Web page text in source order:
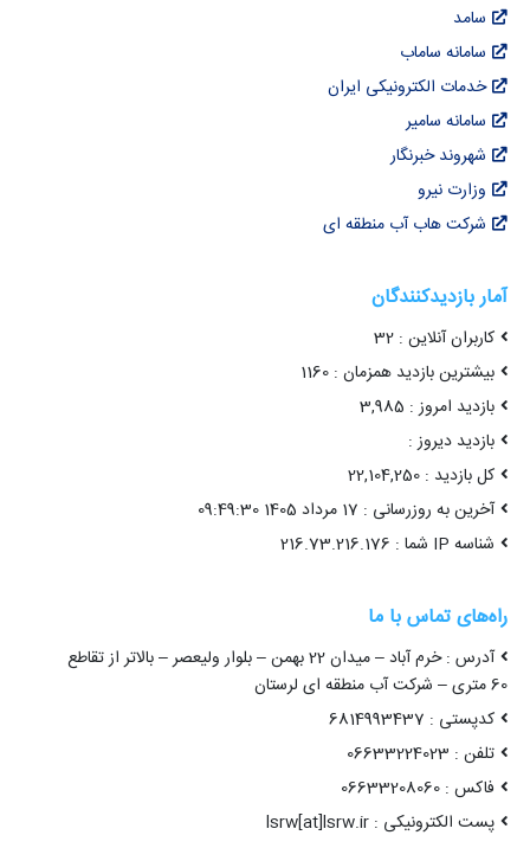
سامد
سامانه ساماب
خدمات الکترونیکی ایران
سامانه سامیر
شهروند خبرنگار
وزارت نیرو
شرکت هاب آب منطقه ای
آمار بازدیدکنندگان
کاربران آنلاین : 32
بیشترین بازدید همزمان : 1160
بازدید امروز : 3,985
بازدید دیروز :
کل بازدید : 22,104,250
آخرین به روزرسانی : 17 مرداد 1405 09:49:30
شناسه IP شما : 216.73.216.176
راه‌های تماس با ما
آدرس : خرم آباد – میدان 22 بهمن – بلوار ولیعصر – بالاتر از تقاطع
60 متری – شرکت آب منطقه ای لرستان
کدپستی : 6814993437
تلفن : 06633224023
فاکس : 06633208060
پست الکترونیکی : lsrw[at]lsrw.ir